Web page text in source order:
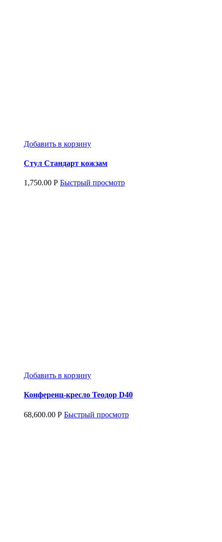
Добавить в корзину
Стул Стандарт кожзам
1,750.00 Р Быстрый просмотр
Добавить в корзину
Конференц-кресло Теодор D40
68,600.00 Р Быстрый просмотр